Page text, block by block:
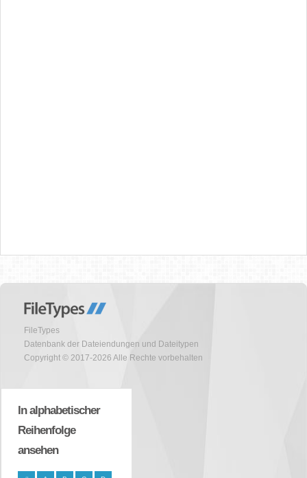
FileTypes
Datenbank der Dateiendungen und Dateitypen
Copyright © 2017-2026 Alle Rechte vorbehalten
In alphabetischer
Reihenfolge
ansehen